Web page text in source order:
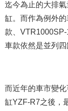
迄今為止的大排
缸。而作為例外
款、
車款依然是並列四
而近年的車市變
缸YZF-R7之後，